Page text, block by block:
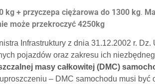
kg + przyczepa ciężarowa do 1300 kg.
może przekroczyć 4250kg
Infrastruktury z dnia 31.12.2002 r.
pojazdów oraz zakresu ich
masy całkowitej (DMC)
– DMC samochodu musi być